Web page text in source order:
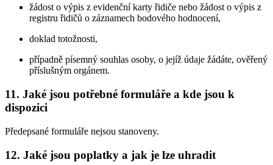
žádost o výpis z evidenční karty řidiče nebo žádost o výpis z
registru řidičů o záznamech bodového hodnocení,
doklad totožnosti,
případně písemný souhlas osoby, o jejíž údaje žádáte, ověřený
příslušným orgánem.
11. Jaké jsou potřebné formuláře a kde jsou k
dispozici
Předepsané formuláře nejsou stanoveny.
12. Jaké jsou poplatky a jak je lze uhradit